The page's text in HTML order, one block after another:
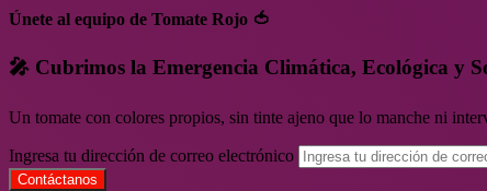
Únete al equipo de Tomate Rojo 🍅
🎤 Cubrimos la Emergencia Climática, Ecológica y
Un tomate con colores propios, sin tinte ajeno que lo manche ni
Ingresa tu dirección de correo electrónico